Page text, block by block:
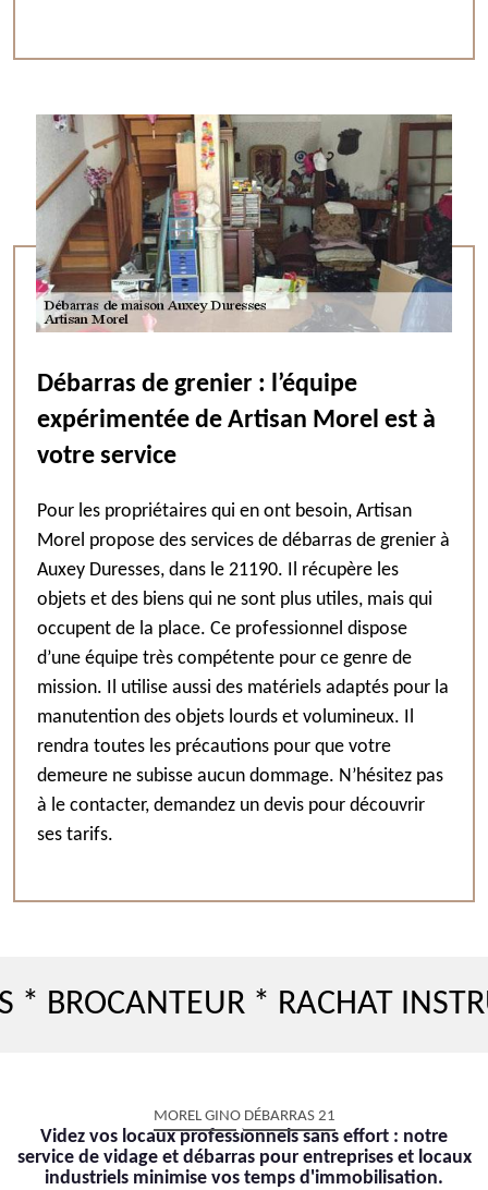
Débarras de grenier : l’équipe
expérimentée de Artisan Morel est à
votre service
Pour les propriétaires qui en ont besoin, Artisan
Morel propose des services de débarras de grenier à
Auxey Duresses, dans le 21190. Il récupère les
objets et des biens qui ne sont plus utiles, mais qui
occupent de la place. Ce professionnel dispose
d’une équipe très compétente pour ce genre de
mission. Il utilise aussi des matériels adaptés pour la
manutention des objets lourds et volumineux. Il
rendra toutes les précautions pour que votre
demeure ne subisse aucun dommage. N’hésitez pas
à le contacter, demandez un devis pour découvrir
ses tarifs.
* RACHAT
MOREL GINO DÉBARRAS 21
Videz vos locaux professionnels sans effort : notre
service de vidage et débarras pour entreprises et locaux
industriels minimise vos temps d'immobilisation.